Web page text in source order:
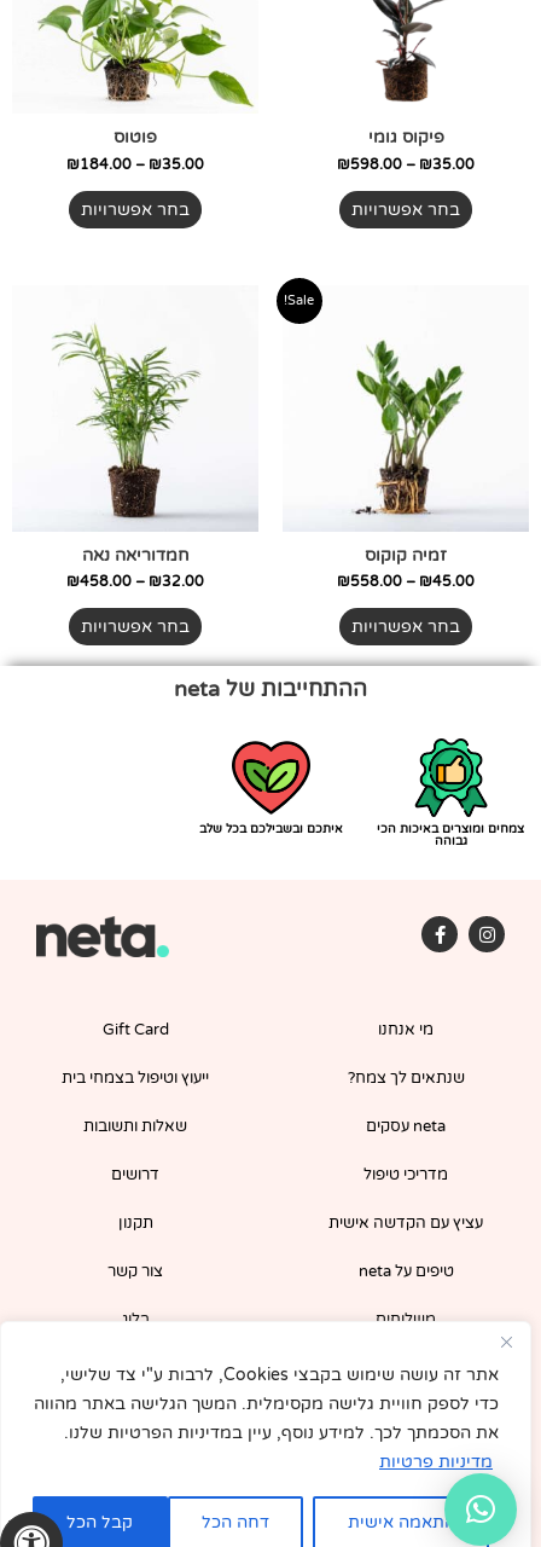
אתר זה עושה שימוש בקבצי Cookies, לרבות ע"י צד שלישי,
כדי לספק חוויית גלישה מקסימלית. המשך הגלישה באתר מהווה
את הסכמתך לכך. למידע נוסף, עיין במדיניות הפרטיות שלנו.
מדיניות פרטיות
התאמה אישית דחה הכל קבל הכל
פיקוס גומי
₪35.00
–
₪598.00
בחר אפשרויות
ניתן
לבחור
את
האפשרויות
המוצר
פוטוס
₪35.00
–
₪184.00
בחר אפשרויות
ניתן
לבחור
את
האפשרויות
המוצר
Sale!
זמיה קוקוס
₪45.00
–
₪558.00
טווח
מחירים:
בחר אפשרויות
יש
מספר
סוגים.
ניתן
לבחור
את
האפשרויות
בעמוד
המוצר
חמדוריאה נאה
₪32.00
–
₪458.00
עד
בחר אפשרויות
יש
מספר
סוגים.
ניתן
לבחור
את
האפשרויות
בעמוד
המוצר
ההתחייבות של neta
צמחים ומוצרים באיכות הכי
גבוהה
איתכם ובשבילכם בכל שלב
I
n
s
F
a
c
o
-
f
מי אנחנו
שנתאים לך צמח?
neta עסקים
מדריכי טיפול
עציץ עם הקדשה אישית
טיפים על neta
משלוחים
Gift Card
ייעוץ וטיפול בצמחי בית
שאלות ותשובות
דרושים
תקנון
צור קשר
בלוג
מיידית באתר!